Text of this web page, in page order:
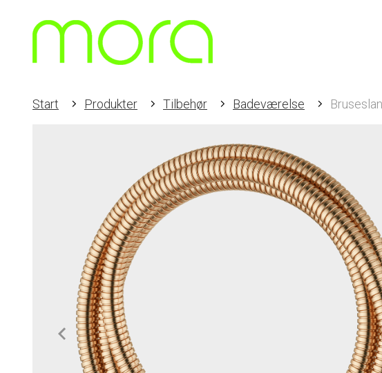
Start Produkter Tilbehør Badeværelse